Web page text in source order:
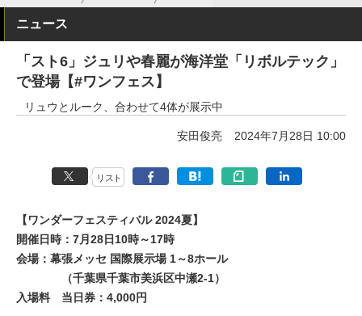
ニュース
「スト6」ジュリや春麗が海洋堂「リボルテック」
で登場【#ワンフェス】
リュウとルーク、合わせて4体が展示中
安田俊亮 2024年7月28日 10:00
リスト
【ワンダーフェスティバル 2024夏】
開催日時：7月28日10時～17時
会場：幕張メッセ 国際展示場 1～8ホール
（千葉県千葉市美浜区中瀬2-1）
入場料
当日券：4,000円